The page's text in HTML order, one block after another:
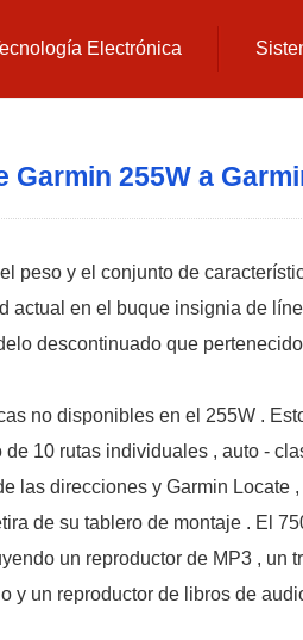
Electrónica
Garmin 255W a
peso y el conjunto de
actual en el buque insignia de
descontinuado que
no disponibles en el 255W .
10 rutas individuales , auto -
las direcciones y Garmin Locate
de su tablero de montaje . El
un reproductor de MP3 , un
y un reproductor de libros de